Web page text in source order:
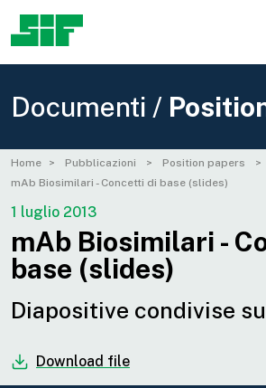
Documenti /
Home Pubblicazioni
Position papers
mAb Biosimilari - Concetti di base (slides)
1 luglio 2013
mAb Biosimilari -
base (slides)
Diapositive condivise
Download file